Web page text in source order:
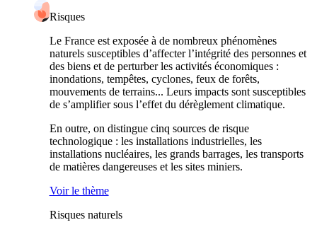
Risques
Le France est exposée à de nombreux phénomènes
naturels susceptibles d’affecter l’intégrité des personnes et
des biens et de perturber les activités économiques :
inondations, tempêtes, cyclones, feux de forêts,
mouvements de terrains... Leurs impacts sont susceptibles
de s’amplifier sous l’effet du dérèglement climatique.
En outre, on distingue cinq sources de risque
technologique : les installations industrielles, les
installations nucléaires, les grands barrages, les transports
de matières dangereuses et les sites miniers.
Voir le thème
Risques naturels